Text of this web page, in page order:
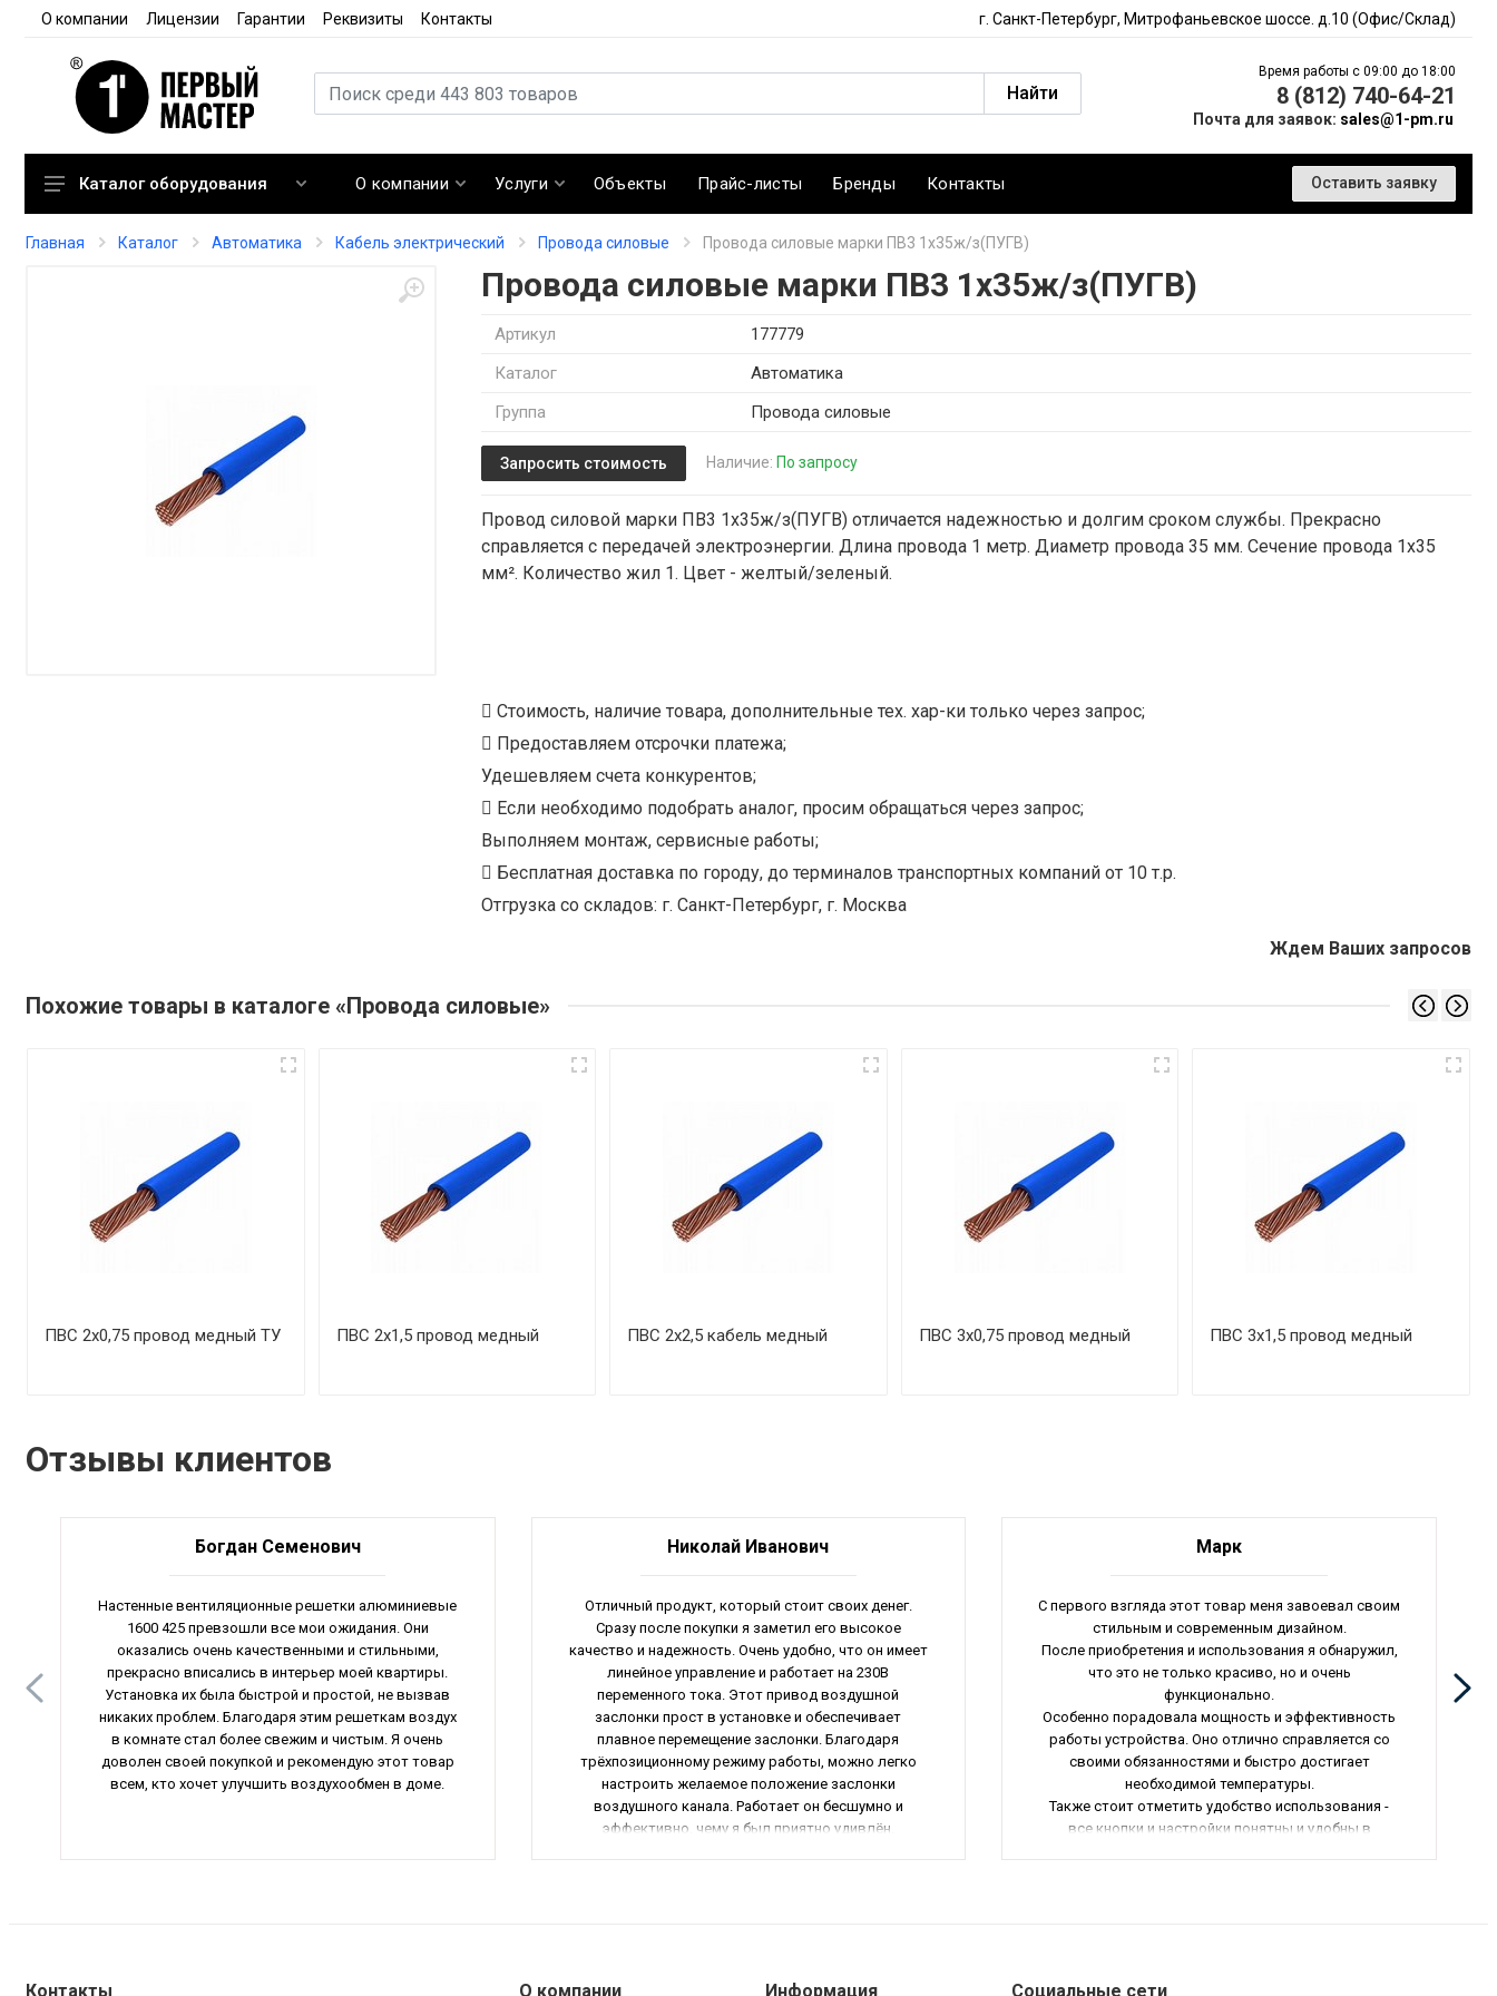
О компании Лицензии Гарантии Реквизиты Контакты г. Санкт-Петербург, Митрофаньевское шоссе. д.10 (Офис/Склад)
Найти
Время работы с 09:00 до 18:00
8 (812) 740-64-21
Почта для заявок: sales@1-pm.ru
Кондиционирование
Каталог оборудования О компании Услуги Объекты Прайс-листы Бренды Контакты Оставить заявку
Главная Каталог Автоматика Кабель электрический Провода силовые Провода силовые марки ПВ3 1х35ж/з(ПУГВ)
Провода силовые марки ПВ3 1х35ж/з(ПУГВ)
Артикул
177779
Каталог
Автоматика
Группа
Провода силовые
Запросить стоимость Наличие: По запросу
Провод силовой марки ПВ3 1х35ж/з(ПУГВ) отличается надежностью и долгим сроком службы. Прекрасно
справляется с передачей электроэнергии. Длина провода 1 метр. Диаметр провода 35 мм. Сечение провода 1x35
мм². Количество жил 1. Цвет - желтый/зеленый.
Стоимость, наличие товара, дополнительные тех. хар-ки только через запрос;
Предоставляем отсрочки платежа;
Удешевляем счета конкурентов;
Если необходимо подобрать аналог, просим обращаться через запрос;
Выполняем монтаж, сервисные работы;
Бесплатная доставка по городу, до терминалов транспортных компаний от 10 т.р.
Отгрузка со складов: г. Санкт-Петербург, г. Москва
Ждем Ваших запросов
Похожие товары в каталоге «Провода силовые»
ПВС 2х0,75 провод медный ТУ ПВС 2х1,5 провод медный ПВС 2х2,5 кабель медный ПВС 3х0,75 провод медный ПВС 3х1,5 провод медный
Отзывы клиентов
Богдан Семенович
Настенные вентиляционные решетки алюминиевые
1600 425 превзошли все мои ожидания. Они
оказались очень качественными и стильными,
прекрасно вписались в интерьер моей квартиры.
Установка их была быстрой и простой, не вызвав
никаких проблем. Благодаря этим решеткам воздух
в комнате стал более свежим и чистым. Я очень
доволен своей покупкой и рекомендую этот товар
всем, кто хочет улучшить воздухообмен в доме.
Николай Иванович
Отличный продукт, который стоит своих денег.
Сразу после покупки я заметил его высокое
качество и надежность. Очень удобно, что он имеет
линейное управление и работает на 230В
переменного тока. Этот привод воздушной
заслонки прост в установке и обеспечивает
плавное перемещение заслонки. Благодаря
трёхпозиционному режиму работы, можно легко
настроить желаемое положение заслонки
воздушного канала. Работает он бесшумно и
эффективно, чему я был приятно удивлён.
Марк
С первого взгляда этот товар меня завоевал своим
стильным и современным дизайном.
После приобретения и использования я обнаружил,
что это не только красиво, но и очень
функционально.
Особенно порадовала мощность и эффективность
работы устройства. Оно отлично справляется со
своими обязанностями и быстро достигает
необходимой температуры.
Также стоит отметить удобство использования -
все кнопки и настройки понятны и удобны в
Контакты О компании Информация Социальные сети